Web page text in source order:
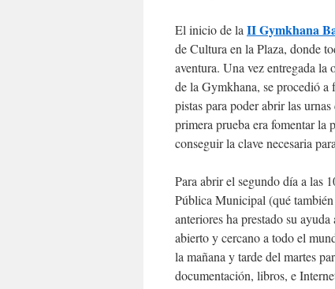
El inicio de la II Gymkhana
de Cultura en la Plaza, donde
aventura. Una vez entregada
de la Gymkhana, se procedió
pistas para poder abrir las
primera prueba era fomentar la
conseguir la clave necesaria
Para abrir el segundo día a las
Pública Municipal (qué
anteriores ha prestado su
abierto y cercano a todo el
la mañana y tarde del martes
documentación, libros, e